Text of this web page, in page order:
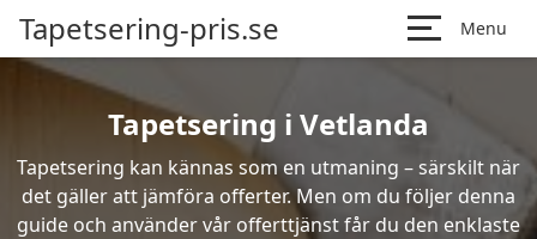
Tapetsering-pris.se Menu
Tapetsering i Vetlanda
Tapetsering kan kännas som en utmaning – särskilt när
det gäller att jämföra offerter. Men om du följer denna
guide och använder vår offerttjänst får du den enklaste